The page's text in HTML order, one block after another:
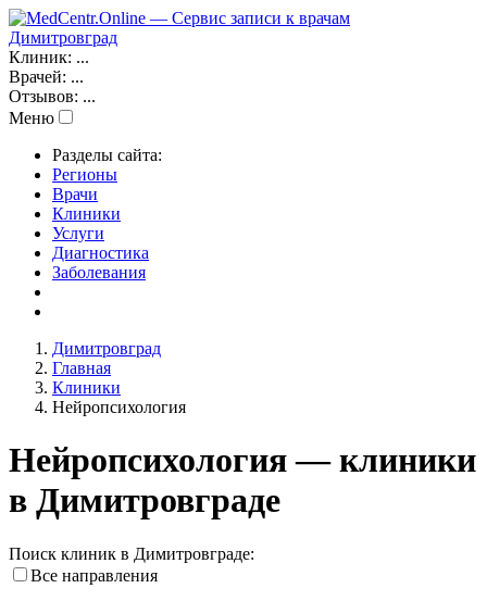
Димитровград
Клиник: ...
Врачей: ...
Отзывов: ...
Меню
Разделы сайта:
Регионы
Врачи
Клиники
Услуги
Диагностика
Заболевания
Димитровград
Главная
Клиники
Нейропсихология
Нейропсихология — клиники
в Димитровграде
Поиск клиник в Димитровграде:
Все направления